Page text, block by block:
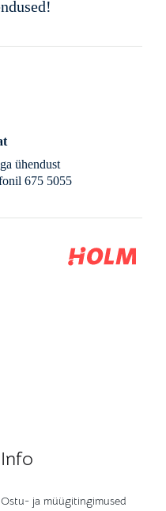
Info
Ostu- ja müügitingimused